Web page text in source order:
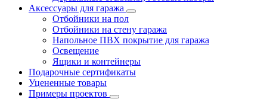
Аксессуары для гаража
Отбойники на пол
Отбойники на стену гаража
Напольное ПВХ покрытие для гаража
Освещение
Ящики и контейнеры
Подарочные сертификаты
Уцененные товары
Примеры проектов